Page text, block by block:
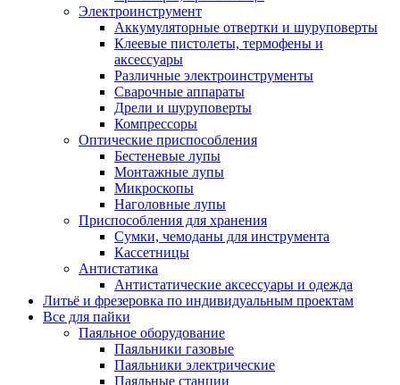
Электроинструмент
Аккумуляторные отвертки и шуруповерты
Клеевые пистолеты, термофены и
аксессуары
Различные электроинструменты
Сварочные аппараты
Дрели и шуруповерты
Компрессоры
Оптические приспособления
Бестеневые лупы
Монтажные лупы
Микроскопы
Наголовные лупы
Приспособления для хранения
Сумки, чемоданы для инструмента
Кассетницы
Антистатика
Антистатические аксессуары и одежда
Литьё и фрезеровка по индивидуальным проектам
Все для пайки
Паяльное оборудование
Паяльники газовые
Паяльники электрические
Паяльные станции